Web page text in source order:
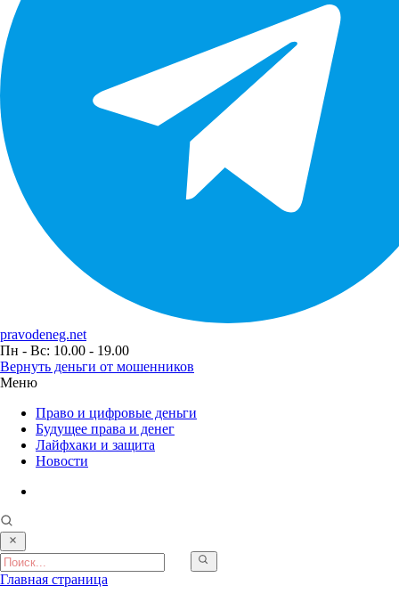
pravodeneg.net
Пн - Вс: 10.00 - 19.00
Вернуть деньги от мошенников
Меню
Право и цифровые деньги
Будущее права и денег
Лайфхаки и защита
Новости
Главная страница